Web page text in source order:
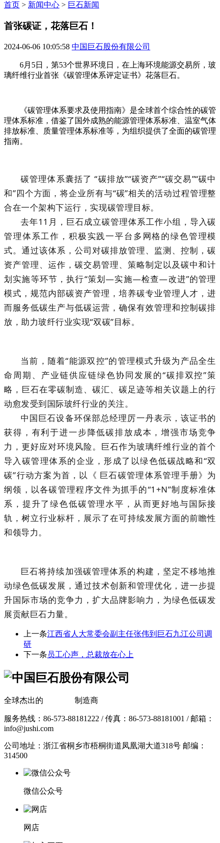
首页 > 新闻中心 > 巨石新闻
首张碳证，花落巨石！
2024-06-06 10:05:58 中国巨石股份有限公司
6月5日，第53个世界环境日，在上海环境能源交易所，玻
璃纤维行业首张《碳管理体系评定证书》花落巨石。
《碳管理体系要求及使用指南》是全球首个综合性的碳管
理体系标准，借鉴了国外成熟的能源管理体系标准、温室气体
排放标准、质量管理体系标准等，为组织提供了全面的碳管理
指南。
碳管理体系囊括了 “碳排放”“碳资产”“碳交易”“碳中
和”四个方面，将企业所有与“碳”相关的活动过程管理整
合在一个架构下运行，实现碳管理目标。
去年11月，巨石成立碳管理体系工作小组，导入碳
管理体系工作，积极实践一平台多网格的绿色管理模
式。通过该体系，公司对碳排放管理、监测、控制，碳
资产管理、运作，碳交易管理、策略制定以及碳中和计
划实施等环节，执行“策划—实施—检查—改进”的管理
模式，规范内部碳资产管理，培养碳专业管理人才，进
而服务低碳生产与低碳运营，确保有效管理和控制碳排
放，助力玻纤行业实现“双碳”目标。
当前，随着“能源双控”的管理模式升级为产品全生
命周期、产业链供应链绿色协同发展的“碳排双控”策
略，巨石在零碳制造、碳汇、碳足迹等相关议题上的行
动愈发受到国际玻纤行业的关注。
中国巨石设备环保部总经理厉一丹表示，该证书的
获得，有利于进一步降低碳排放成本，增强市场竞争
力，更好应对环境风险。巨石作为玻璃纤维行业的首个
导入碳管理体系的企业，形成了以绿色低碳战略和“双
碳”行动方案为首，以《 巨石碳管理体系管理手册》为
纲领，以各碳管理程序文件为抓手的“1+N”制度标准体
系，提升了绿色低碳管理水平，从而更好地与国际接
轨，树立行业标杆，展示了在可持续发展方面的前瞻性
和领导力。
巨石将持续加强碳管理体系的构建，坚定不移地推
动绿色低碳发展，通过技术创新和管理优化，进一步提
升国际市场的竞争力，扩大品牌影响力，为绿色低碳发
展贡献巨石力量。
上一条江西省人大常委会副主任张伟到巨石九江公司调
研
下一条 员工心声，总裁放在心上
全球杰出的 制造商
服务热线：86-573-88181222 / 传真：86-573-88181001 / 邮箱：
info@jushi.com
公司地址：浙江省桐乡市梧桐街道凤凰湖大道318号 邮编：
314500
微信公众号
网店